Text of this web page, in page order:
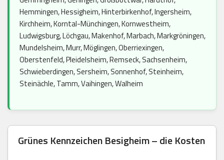
Hemmingen, Hessigheim, Hinterbirkenhof, Ingersheim,
Kirchheim, Korntal-Münchingen, Kornwestheim,
Ludwigsburg, Löchgau, Makenhof, Marbach, Markgröningen,
Mundelsheim, Murr, Möglingen, Oberriexingen,
Oberstenfeld, Pleidelsheim, Remseck, Sachsenheim,
Schwieberdingen, Sersheim, Sonnenhof, Steinheim,
Steinächle, Tamm, Vaihingen, Walheim
Grünes Kennzeichen Besigheim – die Kosten